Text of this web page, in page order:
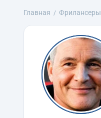
Главная Фрилансеры